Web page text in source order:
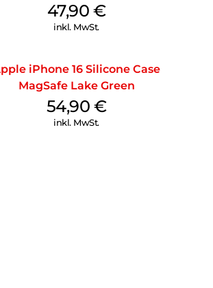
47,90 €
inkl. MwSt.
iPhone 16 Silicone Case
MagSafe Lake Green
54,90 €
inkl. MwSt.